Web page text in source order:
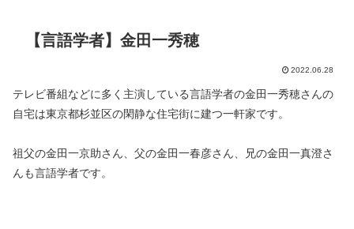
【言語学者】金田一秀穂
2022.06.28
テレビ番組などに多く主演している言語学者の金田一秀穂さんの
自宅は東京都杉並区の閑静な住宅街に建つ一軒家です。
祖父の金田一京助さん、父の金田一春彦さん、兄の金田一真澄さ
んも言語学者です。